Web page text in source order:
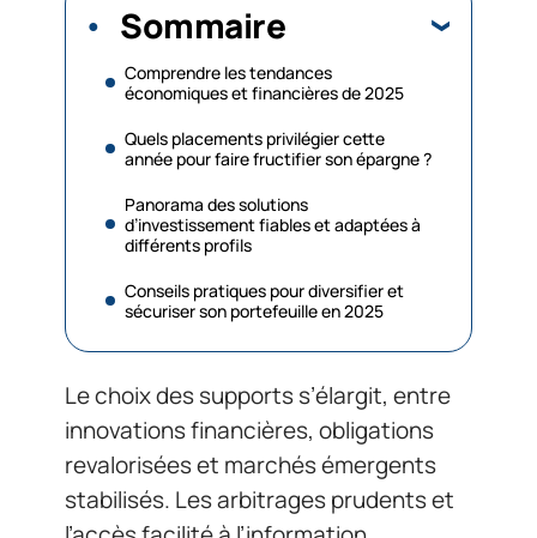
Sommaire
Comprendre les tendances
économiques et financières de 2025
Quels placements privilégier cette
année pour faire fructifier son épargne ?
Panorama des solutions
d’investissement fiables et adaptées à
différents profils
Conseils pratiques pour diversifier et
sécuriser son portefeuille en 2025
Le choix des supports s’élargit, entre
innovations financières, obligations
revalorisées et marchés émergents
stabilisés. Les arbitrages prudents et